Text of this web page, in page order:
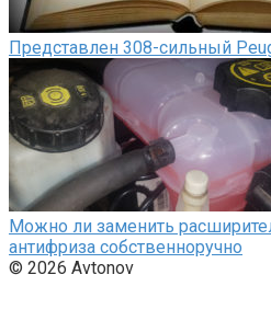
Представлен 308-сильный
Можно ли заменить
антифриза собственноручно
© 2026 Avtonov